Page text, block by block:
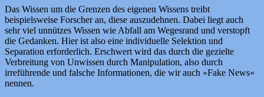
Das Wissen um die Grenzen des eigenen Wissens treibt
beispielsweise Forscher an, diese auszudehnen. Dabei liegt auch
sehr viel unnützes Wissen wie Abfall am Wegesrand und verstopft
die Gedanken. Hier ist also eine individuelle Selektion und
Separation erforderlich. Erschwert wird das durch die gezielte
Verbreitung von Unwissen durch Manipulation, also durch
irreführende und falsche Informationen, die wir auch »Fake News«
nennen.